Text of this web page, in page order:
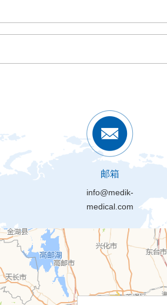
邮箱
info@medik-
medical.com